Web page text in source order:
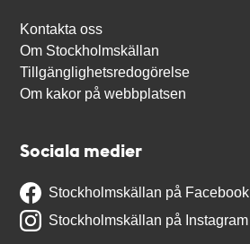
Kontakta oss
Om Stockholmskällan
Tillgänglighetsredogörelse
Om kakor på webbplatsen
Sociala medier
Stockholmskällan på Facebook
Stockholmskällan på Instagram